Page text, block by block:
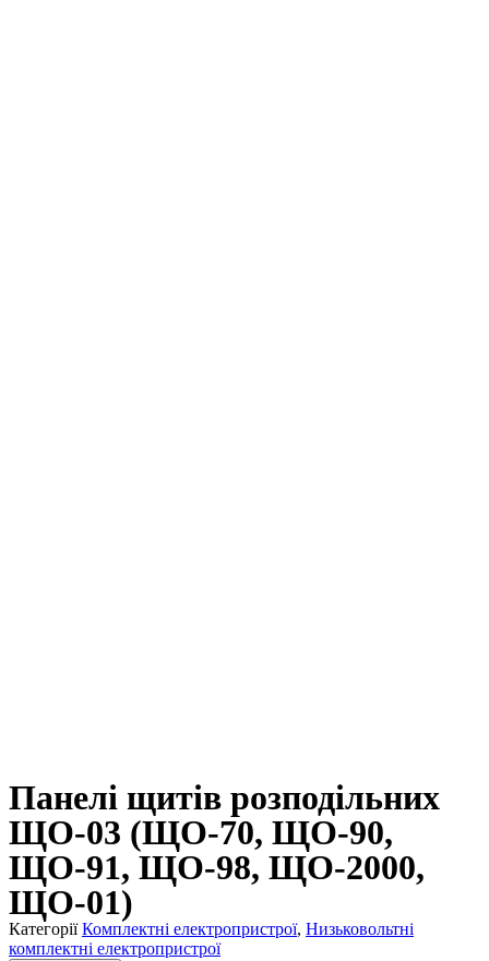
Панелі щитів розподільних
ЩО-03 (ЩО-70, ЩО-90,
ЩО-91, ЩО-98, ЩО-2000,
ЩО-01)
Категорії Комплектні електропристрої, Низьковольтні
комплектні електропристрої